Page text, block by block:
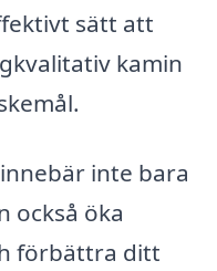
sätt att
kamin
inte bara
också öka
förbättra ditt